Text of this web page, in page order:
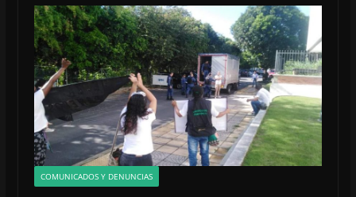
COMUNICADOS Y DENUNCIAS